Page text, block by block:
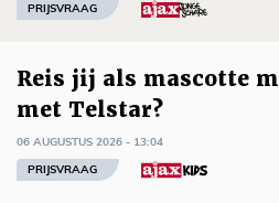
PRIJSVRAAG
Reis jij als mascotte
met Telstar?
06 AUGUSTUS 2026 - 13:04
PRIJSVRAAG